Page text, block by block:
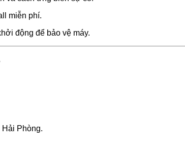
miễn phí.
động để bảo vệ máy.
Phòng.